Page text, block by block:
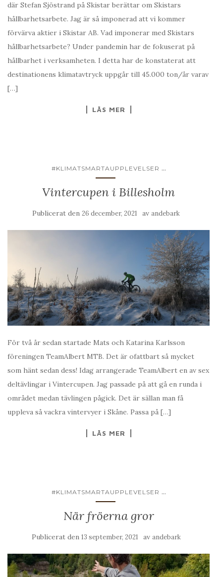
där Stefan Sjöstrand på Skistar berättar om Skistars
hållbarhetsarbete. Jag är så imponerad att vi kommer
förvärva aktier i Skistar AB. Vad imponerar med Skistars
hållbarhetsarbete? Under pandemin har de fokuserat på
hållbarhet i verksamheten. I detta har de konstaterat att
destinationens klimatavtryck uppgår till 45.000 ton/år varav
[…]
LÄS MER
#KLIMATSMARTAUPPLEVELSER ...
Vintercupen i Billesholm
Publicerat den 26 december, 2021 av andebark
För två år sedan startade Mats och Katarina Karlsson
föreningen TeamAlbert MTB. Det är ofattbart så mycket
som hänt sedan dess! Idag arrangerade TeamAlbert en av sex
deltävlingar i Vintercupen. Jag passade på att gå en runda i
området medan tävlingen pågick. Det är sällan man få
uppleva så vackra vintervyer i Skåne. Passa på […]
LÄS MER
#KLIMATSMARTAUPPLEVELSER ...
När fröerna gror
Publicerat den 13 september, 2021 av andebark